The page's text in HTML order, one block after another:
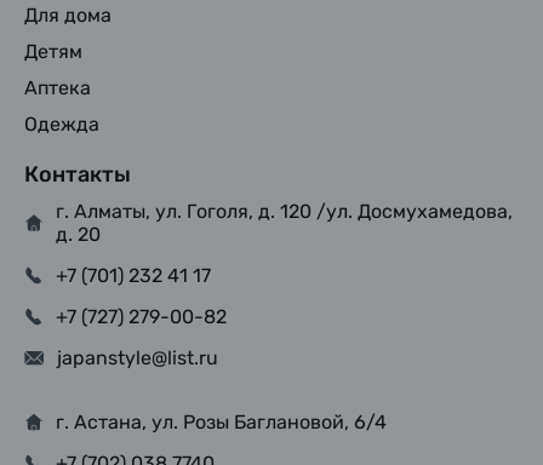
Для дома
Детям
Аптека
Одежда
Контакты
г. Алматы, ул. Гоголя, д. 120 /ул. Досмухамедова,
д. 20
+7 (701) 232 41 17
+7 (727) 279-00-82
japanstyle@list.ru
г. Астана, ул. Розы Баглановой, 6/4